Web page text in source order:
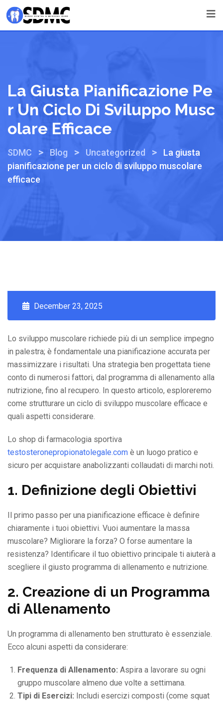
La Giusta Pianificazione Pe
R Un Ciclo Di Sviluppo Musc
Olare Efficace
SDMC > Blog > Uncategorized >
La giusta
pianificazione per un ciclo di sviluppo muscolare
efficace
December 23, 2025
Lo sviluppo muscolare richiede più di un semplice impegno
in palestra; è fondamentale una pianificazione accurata per
massimizzare i risultati. Una strategia ben progettata tiene
conto di numerosi fattori, dal programma di allenamento alla
nutrizione, fino al recupero. In questo articolo, esploreremo
come strutturare un ciclo di sviluppo muscolare efficace e
quali aspetti considerare.
Lo shop di farmacologia sportiva
testosteronepropionatolegale.com è un luogo pratico e
sicuro per acquistare anabolizzanti collaudati di marchi noti.
1. Definizione degli Obiettivi
Il primo passo per una pianificazione efficace è definire
chiaramente i tuoi obiettivi. Vuoi aumentare la massa
muscolare? Migliorare la forza? O forse aumentare la
resistenza? Identificare il tuo obiettivo principale ti aiuterà a
scegliere il giusto programma di allenamento e nutrizione.
2. Creazione di un Programma
di Allenamento
Un programma di allenamento ben strutturato è essenziale.
Ecco alcuni aspetti da considerare:
Frequenza di Allenamento: Aspira a lavorare su ogni
gruppo muscolare almeno due volte a settimana.
Tipi di Esercizi: Includi esercizi composti (come squat